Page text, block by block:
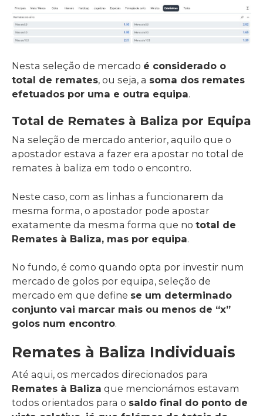
Nesta seleção de mercado é considerado o
total de remates, ou seja, a soma dos remates
efetuados por uma e outra equipa.
Total de Remates à Baliza por Equipa
Na seleção de mercado anterior, aquilo que o
apostador estava a fazer era apostar no total de
remates à baliza em todo o encontro.
Neste caso, com as linhas a funcionarem da
mesma forma, o apostador pode apostar
exatamente da mesma forma que no total de
Remates à Baliza, mas por equipa.
No fundo, é como quando opta por investir num
mercado de golos por equipa, seleção de
mercado em que define se um determinado
conjunto vai marcar mais ou menos de “x”
golos num encontro.
Remates à Baliza Individuais
Até aqui, os mercados direcionados para
Remates à Baliza que mencionámos estavam
todos orientados para o saldo final do ponto de